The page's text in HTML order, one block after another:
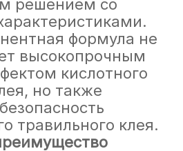
решением со
формула не
высокопрочным
кислотного
но также
травильного клея.